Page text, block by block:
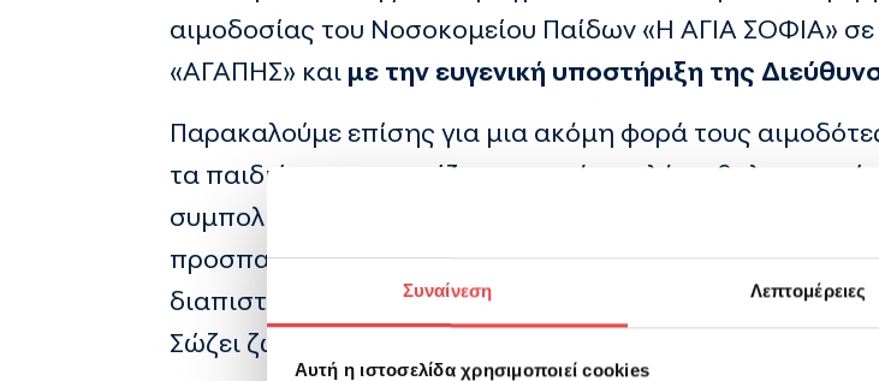
Συναίνεση Λεπτομέρειες
Αυτή η ιστοσελίδα χρησιμοποιεί cookies
αιμοδοσίας του Νοσοκομείου Παίδων «Η ΑΓΙΑ ΣΟΦΙΑ»
«ΑΓΑΠΗΣ» και με την ευγενική υποστήριξη της
Παρακαλούμε επίσης για μια ακόμη φορά τους
τα παιδιά που μεταγγίζονται συνέχεια λόγω
συμπολίτες μας από 18 έως 65, άνδρες και γυναίκες ,
προσπαθήσουν έστω να μπουν στη διαδικασία να
διαπιστώσουν το μεγαλείο της πράξης αυτής αφού
Σώζει ζωές! Και που ξέρεις μπορεί να είναι ακόμη και η